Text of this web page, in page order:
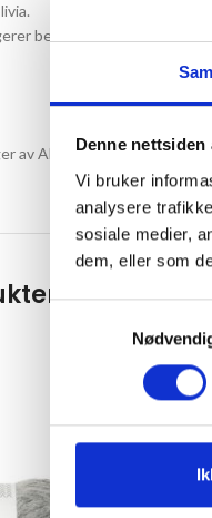
Denne
Vi bruker
analysere
sosiale medier,
dem, eller som
best som føletråd
av Alpakka Følgetråd fra